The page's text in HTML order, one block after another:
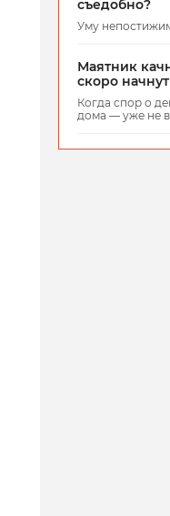
съедобно?
Уму
Маятник
скоро
Когда спор о
дома — уже не